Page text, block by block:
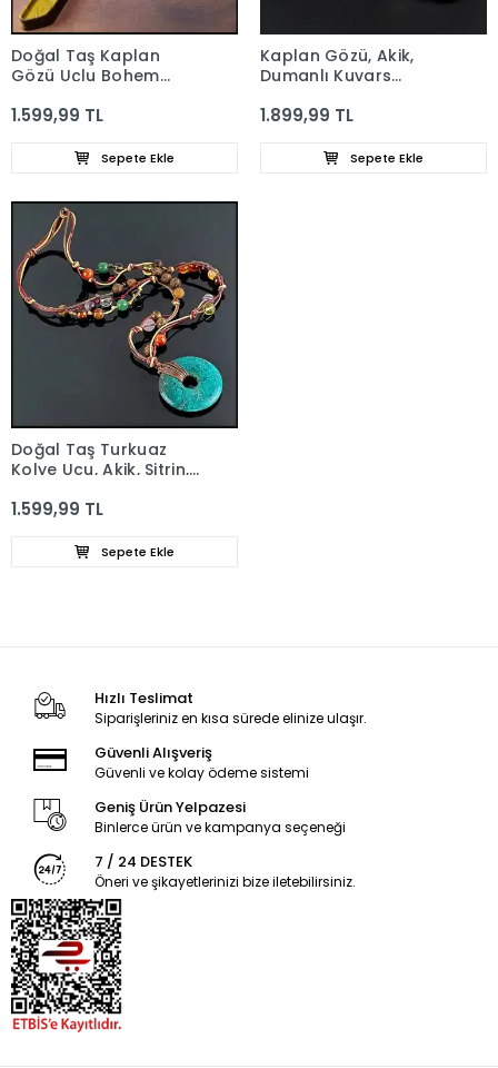
Doğal Taş Kaplan
Gözü Uçlu Bohem
1.599,99 TL
Sepete Ekle
Kaplan Gözü, Akik,
Dumanlı Kuvars
1.899,99 TL
Sepete Ekle
Doğal Taş Turkuaz
Kolye Ucu, Akik, Sitrin,
Kaplan Gözü Kolye
1.599,99 TL
Sepete Ekle
Hızlı Teslimat
Siparişleriniz en kısa sürede elinize ulaşır.
Güvenli Alışveriş
Güvenli ve kolay ödeme sistemi
Geniş Ürün Yelpazesi
Binlerce ürün ve kampanya seçeneği
7 / 24 DESTEK
Öneri ve şikayetlerinizi bize iletebilirsiniz.